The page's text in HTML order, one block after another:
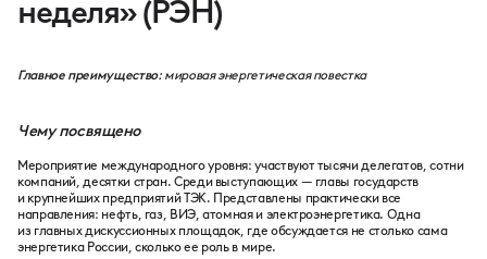
неделя» (РЭН)
Главное преимущество: мировая энергетическая повестка
Чему посвящено
Мероприятие международного уровня: участвуют тысячи делегатов, сотни
компаний, десятки стран. Среди выступающих — главы государств
и крупнейших предприятий ТЭК. Представлены практически все
направления: нефть, газ, ВИЭ, атомная и электроэнергетика. Одна
из главных дискуссионных площадок, где обсуждается не столько сама
энергетика России, сколько ее роль в мире.